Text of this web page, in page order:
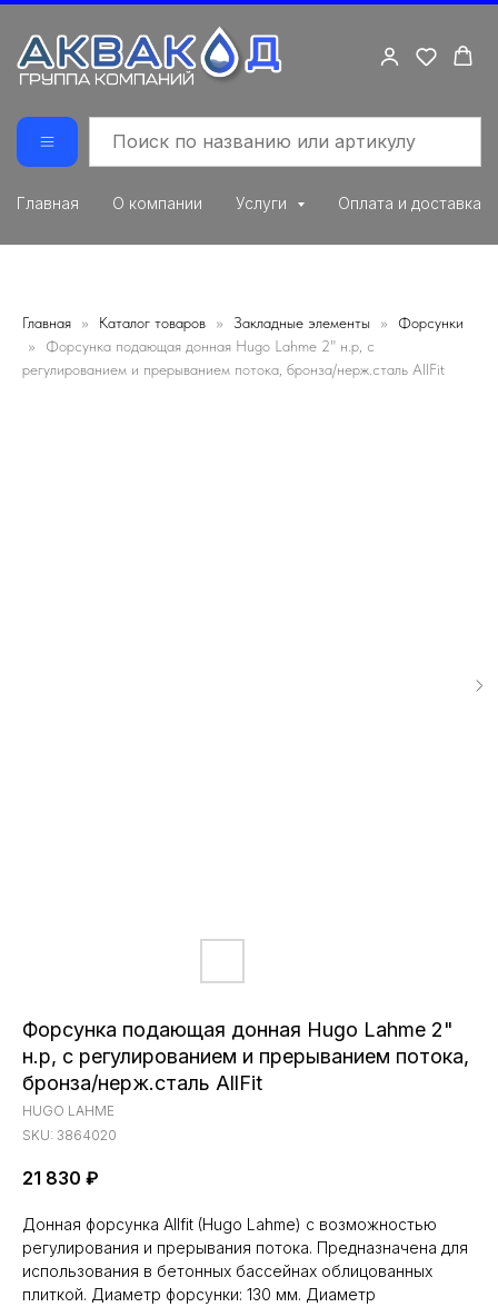
Главная О компании Услуги Оплата и доставка
Главная Каталог товаров Закладные элементы
Форсунки
Форсунка подающая донная Hugo Lahme 2" н.р, с
регулированием и прерыванием потока, бронза/нерж.сталь AllFit
Форсунка подающая донная Hugo Lahme 2"
н.р, с регулированием и прерыванием потока,
бронза/нерж.сталь AllFit
HUGO LAHME
SKU: 3864020
21 830 ₽
Донная форсунка Allfit (Hugo Lahme) с возможностью
регулирования и прерывания потока. Предназначена для
использования в бетонных бассейнах облицованных
плиткой. Диаметр форсунки: 130 мм. Диаметр